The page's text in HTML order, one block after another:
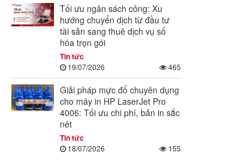
Tối ưu ngân sách công: Xu
hướng chuyển dịch từ đầu tư
tài sản sang thuê dịch vụ số
hóa trọn gói
Tin tức
19/07/2026 465
Giải pháp mực đổ chuyên dụng
cho máy in HP LaserJet Pro
4006: Tối ưu chi phí, bản in sắc
nét
Tin tức
18/07/2026 155